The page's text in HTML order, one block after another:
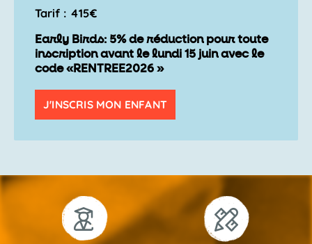
Tarif : 415€
Early Birds: 5% de réduction pour toute
inscription avant le lundi 15 juin avec le
code «RENTREE2026 »
J'INSCRIS MON ENFANT